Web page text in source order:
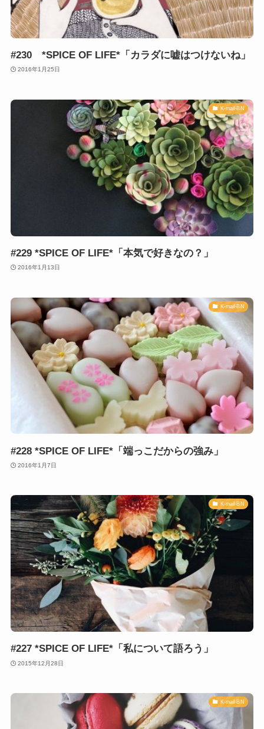
#230 *SPICE OF LIFE*「カラダに嘘はつけないね」
2016年1月25日
K-mail-BN
#229 *SPICE OF LIFE*「本気で好きなの？」
2016年1月13日
K-mail-BN
#228 *SPICE OF LIFE*「端っこだからの強み」
2016年1月7日
K-mail-BN
#227 *SPICE OF LIFE*「私について語ろう」
2015年12月28日
K-mail-BN